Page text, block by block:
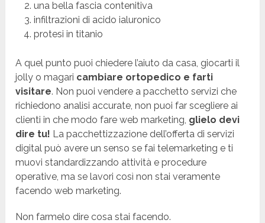
una bella fascia contenitiva
infiltrazioni di acido ialuronico
protesi in titanio
A quel punto puoi chiedere l’aiuto da casa, giocarti il
jolly o magari cambiare ortopedico e farti
visitare. Non puoi vendere a pacchetto servizi che
richiedono analisi accurate, non puoi far scegliere ai
clienti in che modo fare web marketing, glielo devi
dire tu! La pacchettizzazione dell’offerta di servizi
digital può avere un senso se fai telemarketing e ti
muovi standardizzando attività e procedure
operative, ma se lavori così non stai veramente
facendo web marketing.
Non farmelo dire cosa stai facendo.